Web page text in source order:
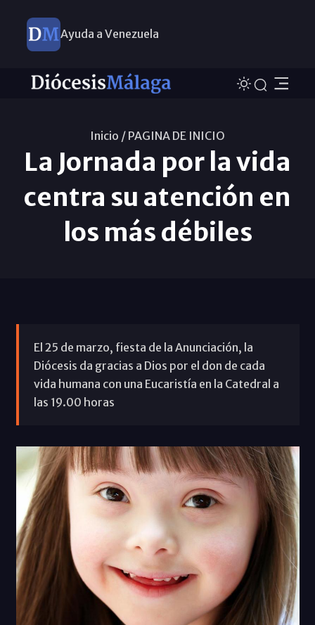
Ayuda a Venezuela
Inicio / PAGINA DE INICIO
La Jornada por la vida
centra su atención en
los más débiles
El 25 de marzo, fiesta de la Anunciación, la
Diócesis da gracias a Dios por el don de cada
vida humana con una Eucaristía en la Catedral a
las 19.00 horas